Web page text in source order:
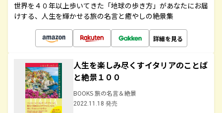
世界を４０年以上歩いてきた「地球の歩き方」があなたにお届
けする、人生を輝かせる旅の名言と癒やしの絶景集
詳細を見る
人生を楽しみ尽くすイタリアのことば
と絶景１００
BOOKS 旅の名言＆絶景
2022.11.18 発売